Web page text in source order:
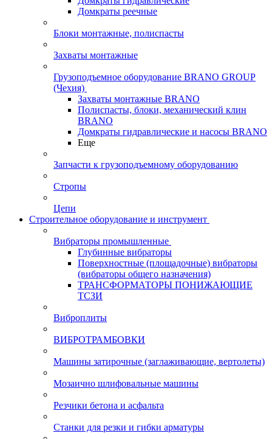
Домкраты реечные
Блоки монтажные, полиспасты
Захваты монтажные
Грузоподъемное оборудование BRANO GROUP
(Чехия)
Захваты монтажные BRANO
Полиспасты, блоки, механический клин
BRANO
Домкраты гидравлические и насосы BRANO
Еще
Запчасти к грузоподъемному оборудованию
Стропы
Цепи
Строительное оборудование и инструмент
Вибраторы промышленные
Глубинные вибраторы
Поверхностные (площадочные) вибраторы
(вибраторы общего назначения)
ТРАНСФОРМАТОРЫ ПОНИЖАЮЩИЕ
ТСЗИ
Виброплиты
ВИБРОТРАМБОВКИ
Машины затирочные (заглаживающие, вертолеты)
Мозаично шлифовальные машины
Резчики бетона и асфальта
Станки для резки и гибки арматуры